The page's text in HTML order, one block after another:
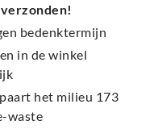
verzonden!
bedenktermijn
in de winkel
het milieu 173
waste